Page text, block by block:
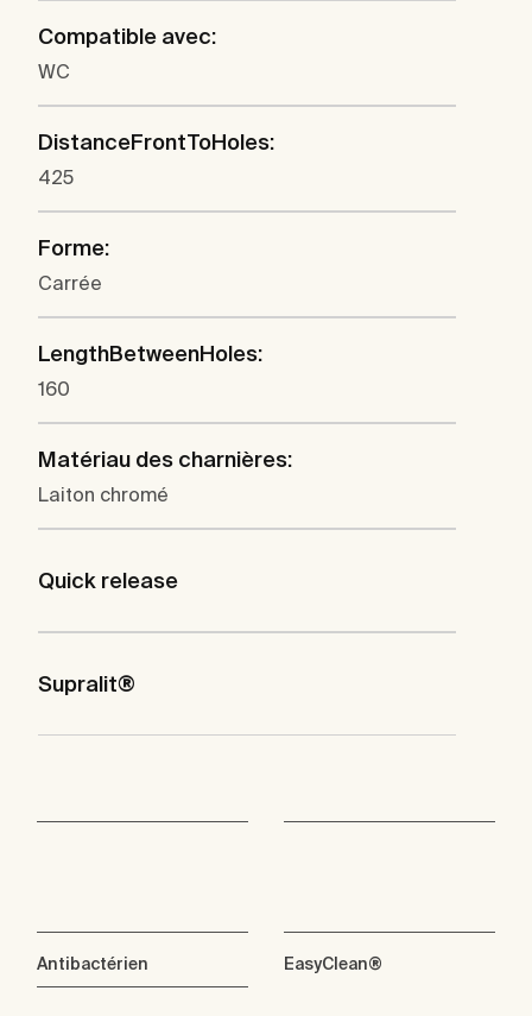
Compatible avec:
WC
DistanceFrontToHoles:
425
Forme:
Carrée
LengthBetweenHoles:
160
Matériau des charnières:
Laiton chromé
Quick release
Supralit®
Antibactérien EasyClean®